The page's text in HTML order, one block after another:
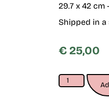
29.7 x 42 cm
Shipped in
€ 25,00